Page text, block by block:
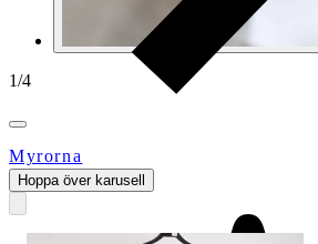
1/4
Myrorna
Hoppa över karusell